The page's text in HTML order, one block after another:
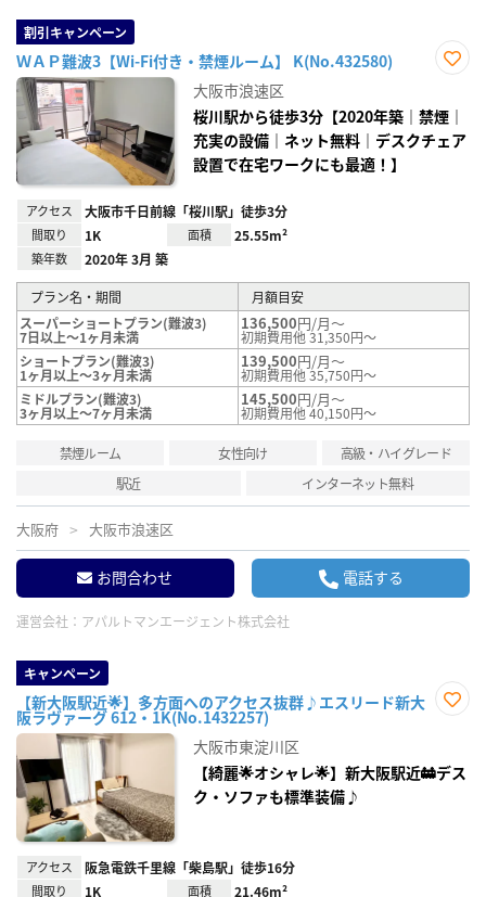
割引キャンペーン
ＷＡＰ難波3【Wi-Fi付き・禁煙ルーム】 K(No.432580)
り登
録
大阪市浪速区
桜川駅から徒歩3分【2020年築｜禁煙｜
充実の設備｜ネット無料｜デスクチェア
設置で在宅ワークにも最適！】
アクセス 大阪市千日前線「桜川駅」徒歩3分
間取り 1K 面積 25.55m²
築年数 2020年 3月 築
プラン名・期間
月額目安
スーパーショートプラン(難波3)
7日以上～1ヶ月未満
136,500円/月～
初期費用他 31,350円～
ショートプラン(難波3)
1ヶ月以上～3ヶ月未満
139,500円/月～
初期費用他 35,750円～
ミドルプラン(難波3)
3ヶ月以上～7ヶ月未満
145,500円/月～
初期費用他 40,150円～
禁煙ルーム 女性向け
高級・ハイグレード
駅近
インターネット無料
大阪府 大阪市浪速区
お問合わせ 電話する
運営会社： アパルトマンエージェント株式会社
キャンペーン
【新大阪駅近🌟】多方面へのアクセス抜群♪エスリード新大
阪ラヴァーグ 612・1K(No.1432257)
録
大阪市東淀川区
【綺麗🌟オシャレ🌟】新大阪駅近🚋デス
ク・ソファも標準装備♪
アクセス 阪急電鉄千里線「柴島駅」徒歩16分
間取り 1K 面積 21.46m²